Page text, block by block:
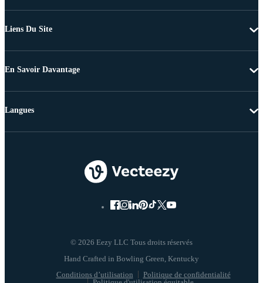
Liens Du Site
En Savoir Davantage
© 2026 Eezy LLC Tous droits réservés
Conditions d’utilisation
Politique de confidentialité
Langues